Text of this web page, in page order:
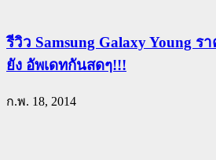
รีวิว Samsung Galaxy Young
ยัง อัพเดทกันสดๆ!!!
ก.พ. 18, 2014